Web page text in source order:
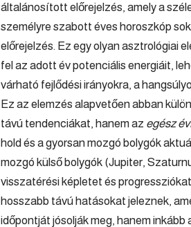
általánosított előrejelzés, amely a
személyre szabott éves horoszkóp
előrejelzés. Ez egy olyan asztrológiai
fel az adott év potenciális energiáit,
várható fejlődési irányokra, a
Ez az elemzés alapvetően abban
távú tendenciákat, hanem az egész
hold és a gyorsan mozgó bolygók
mozgó külső bolygók (Jupiter,
visszatérési képletet és
hosszabb távú hatásokat jeleznek,
időpontját jósolják meg, hanem inkább